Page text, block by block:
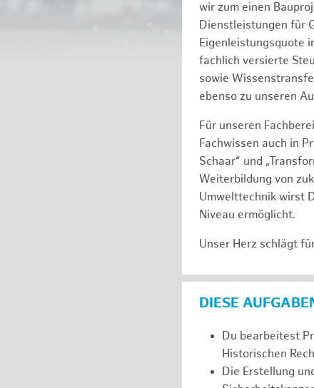
wir zum einen
Dienstleistungen für
Eigenleistungsquote
fachlich versierte
sowie
ebenso zu unseren
Für unseren
Fachwissen auch in
Schaar“ und
Weiterbildung von
Umwelttechnik wirst
Niveau ermöglicht.
Unser Herz schlägt
DIESE
Du bearbeitest
Historischen
Die Erstellung